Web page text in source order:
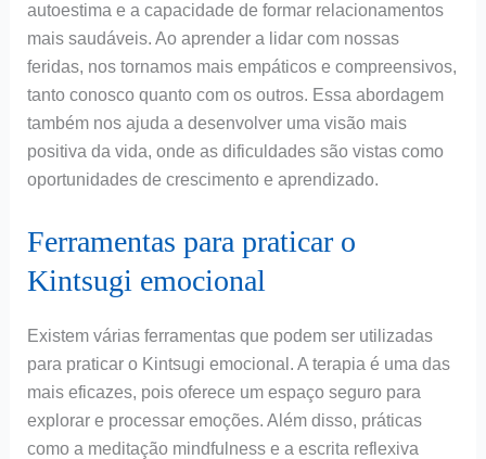
autoestima e a capacidade de formar relacionamentos
mais saudáveis. Ao aprender a lidar com nossas
feridas, nos tornamos mais empáticos e compreensivos,
tanto conosco quanto com os outros. Essa abordagem
também nos ajuda a desenvolver uma visão mais
positiva da vida, onde as dificuldades são vistas como
oportunidades de crescimento e aprendizado.
Ferramentas para praticar o
Kintsugi emocional
Existem várias ferramentas que podem ser utilizadas
para praticar o Kintsugi emocional. A terapia é uma das
mais eficazes, pois oferece um espaço seguro para
explorar e processar emoções. Além disso, práticas
como a meditação mindfulness e a escrita reflexiva